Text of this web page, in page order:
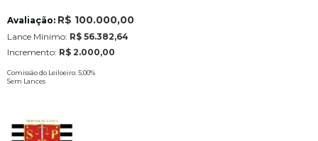
Avaliação: R$ 100.000,00
Lance Mínimo: R$ 56.382,64
Incremento: R$ 2.000,00
Comissão do Leiloeiro: 5,00%
Sem Lances